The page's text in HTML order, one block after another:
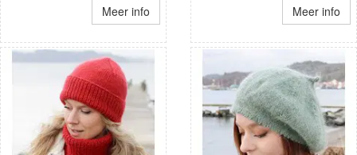
Meer info Meer info